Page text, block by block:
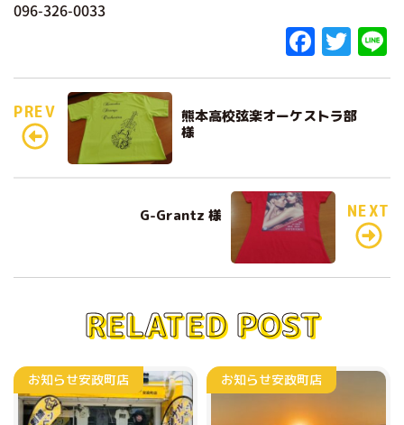
096-326-0033
F
a
c
e
o
o
k
T
w
it
te
n
PREV
熊本高校弦楽オーケストラ部
様
G-Grantz 様 NEXT
RELATED POST
お知らせ安政町店 お知らせ安政町店